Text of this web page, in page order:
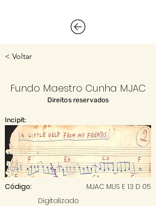
< Voltar
Fundo Maestro Cunha MJAC
Direitos reservados
Incipit:
Código:
MJAC MUS E 1.3 D 05
Digitalizado